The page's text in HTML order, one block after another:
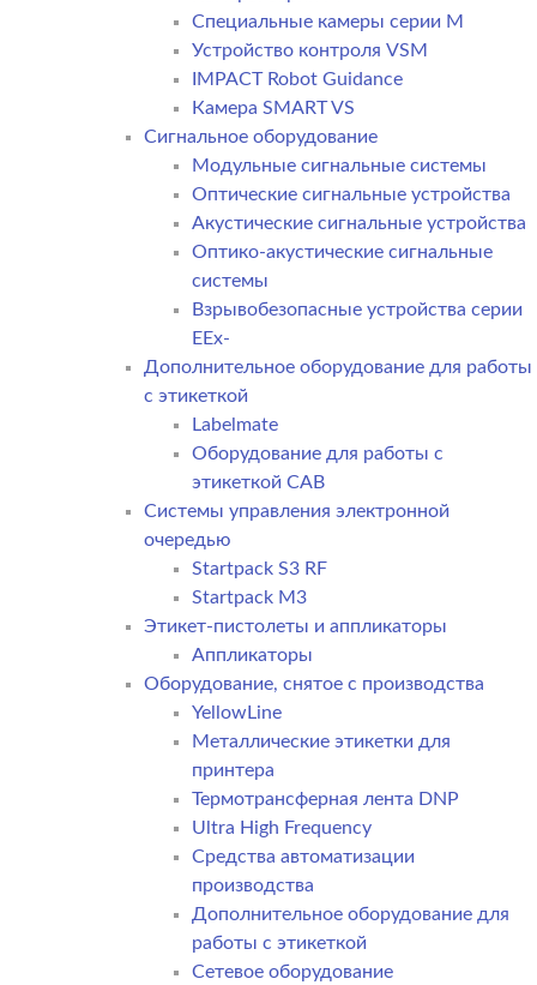
Специальные камеры серии M
Устройство контроля VSM
IMPACT Robot Guidance
Камера SMART VS
Cигнальное оборудование
Модульные сигнальные системы
Оптические сигнальные устройства
Акустические сигнальные устройства
Оптико-акустические сигнальные
системы
Взрывобезопасные устройства серии
EEx-
Дополнительное оборудование для работы
с этикеткой
Labelmate
Оборудование для работы с
этикеткой CAB
Системы управления электронной
очередью
Startpack S3 RF
Startpack M3
Этикет-пистолеты и аппликаторы
Аппликаторы
Оборудование, снятое с производства
YellowLine
Металлические этикетки для
принтера
Термотрансферная лента DNP
Ultra High Frequency
Средства автоматизации
производства
Дополнительное оборудование для
работы с этикеткой
Сетевое оборудование